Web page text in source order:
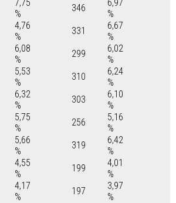
7,75
%
346
6,97
%
4,76
%
331
6,67
%
6,08
%
299
6,02
%
5,53
%
310
6,24
%
6,32
%
303
6,10
%
5,75
%
256
5,16
%
5,66
%
319
6,42
%
4,55
%
199
4,01
%
4,17
%
197
3,97
%